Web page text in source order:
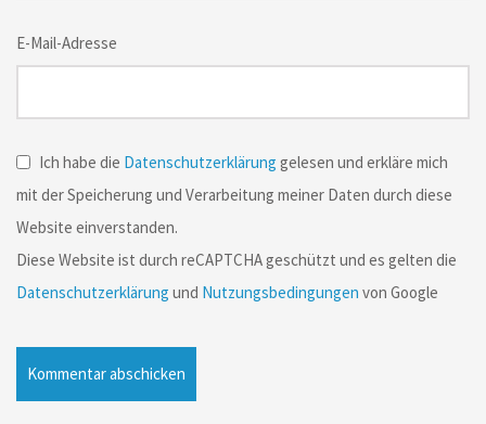
E-Mail-Adresse
Ich habe die Datenschutzerklärung gelesen und erkläre mich
mit der Speicherung und Verarbeitung meiner Daten durch diese
Website einverstanden.
Diese Website ist durch reCAPTCHA geschützt und es gelten die
Datenschutzerklärung und Nutzungsbedingungen von Google